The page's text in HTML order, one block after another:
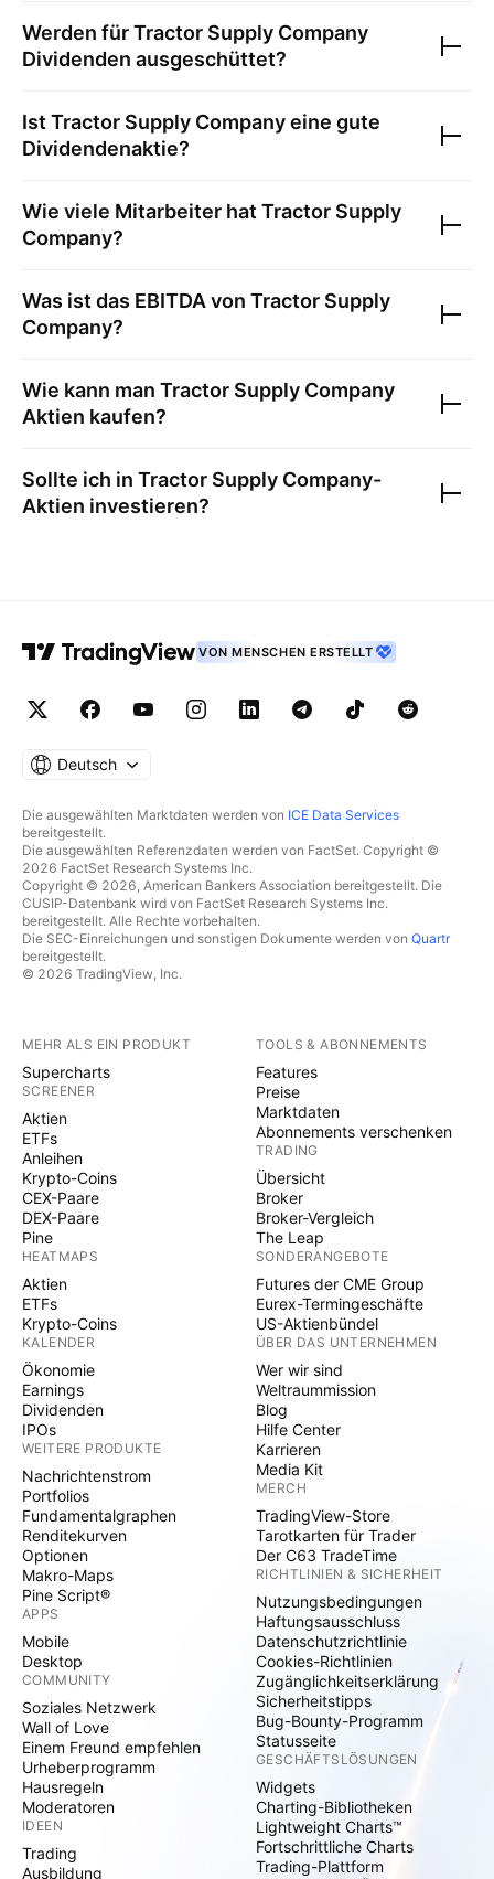
Werden fürTractor Supply Company
Dividenden ausgeschüttet?
Ist Tractor Supply Companyeine gute
Dividendenaktie?
Wie viele Mitarbeiter hat Tractor Supply
Company?
Was ist das EBITDA von Tractor Supply
Company?
Wie kann man Tractor Supply Company
Aktien kaufen?
Sollte ich in Tractor Supply Company-
Aktien investieren?
VON MENSCHEN ERSTELLT
Deutsch
Die ausgewählten Marktdaten werden von ICE Data Services
bereitgestellt.
Die ausgewählten Referenzdaten werden von FactSet. Copyright ©
2026 FactSet Research Systems Inc.
Copyright © 2026, American Bankers Association bereitgestellt. Die
CUSIP-Datenbank wird von FactSet Research Systems Inc.
bereitgestellt. Alle Rechte vorbehalten.
Die SEC-Einreichungen und sonstigen Dokumente werden von Quartr
bereitgestellt.
© 2026 TradingView, Inc.
MEHR ALS EIN PRODUKT
Supercharts
SCREENER
Aktien
ETFs
Anleihen
Krypto-Coins
CEX-Paare
DEX-Paare
Pine
HEATMAPS
Aktien
ETFs
Krypto-Coins
KALENDER
Ökonomie
Earnings
Dividenden
IPOs
WEITERE PRODUKTE
Nachrichtenstrom
Portfolios
Fundamentalgraphen
Renditekurven
Optionen
Makro-Maps
Pine Script®
APPS
Mobile
Desktop
COMMUNITY
Soziales Netzwerk
Wall of Love
Einem Freund empfehlen
Urheberprogramm
Hausregeln
Moderatoren
IDEEN
Trading
Ausbildung
TOOLS & ABONNEMENTS
Features
Preise
Marktdaten
Abonnements verschenken
TRADING
Übersicht
Broker
Broker-Vergleich
The Leap
SONDERANGEBOTE
Futures der CME Group
Eurex-Termingeschäfte
US-Aktienbündel
ÜBER DAS UNTERNEHMEN
Wer wir sind
Weltraummission
Blog
Hilfe Center
Karrieren
Media Kit
MERCH
TradingView-Store
Tarotkarten für Trader
Der C63 TradeTime
RICHTLINIEN & SICHERHEIT
Nutzungsbedingungen
Haftungsausschluss
Datenschutzrichtlinie
Cookies-Richtlinien
Zugänglichkeitserklärung
Sicherheitstipps
Bug-Bounty-Programm
Statusseite
GESCHÄFTSLÖSUNGEN
Widgets
Charting-Bibliotheken
Lightweight Charts™
Fortschrittliche Charts
Trading-Plattform